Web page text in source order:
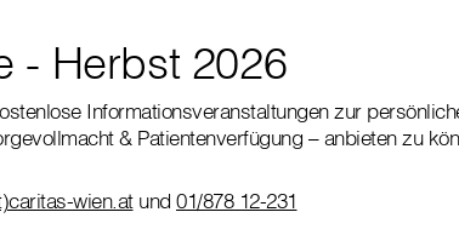
- Herbst 2026
Informationsveranstaltungen zur
& Patientenverfügung – anbieten zu
wien.atund 01/878 12-231